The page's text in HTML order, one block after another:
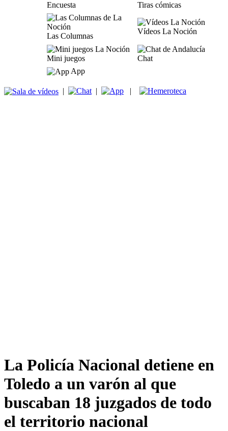
Encuesta Tiras cómicas
Las Columnas
Vídeos La Noción
Mini juegos
Chat
App
| | |
La Policía Nacional detiene en
Toledo a un varón al que
buscaban 18 juzgados de todo
el territorio nacional